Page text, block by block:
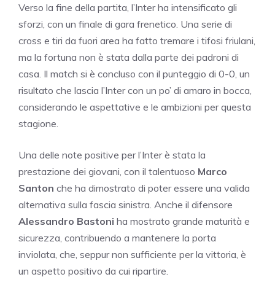
Verso la fine della partita, l’Inter ha intensificato gli
sforzi, con un finale di gara frenetico. Una serie di
cross e tiri da fuori area ha fatto tremare i tifosi friulani,
ma la fortuna non è stata dalla parte dei padroni di
casa. Il match si è concluso con il punteggio di 0-0, un
risultato che lascia l’Inter con un po’ di amaro in bocca,
considerando le aspettative e le ambizioni per questa
stagione.
Una delle note positive per l’Inter è stata la
prestazione dei giovani, con il talentuoso Marco
Santon che ha dimostrato di poter essere una valida
alternativa sulla fascia sinistra. Anche il difensore
Alessandro Bastoni ha mostrato grande maturità e
sicurezza, contribuendo a mantenere la porta
inviolata, che, seppur non sufficiente per la vittoria, è
un aspetto positivo da cui ripartire.